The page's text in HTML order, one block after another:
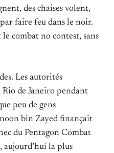
des chaises volent,
faire feu dans le noir.
combat no contest, sans
Les autorités
de Janeiro pendant
peu de gens
bin Zayed finançait
du Pentagon Combat
, aujourd’hui la plus